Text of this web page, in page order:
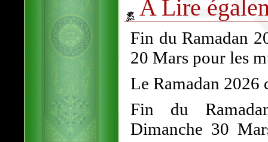
A Lire
Fin du Ramadan
20 Mars pour les
Le Ramadan 2026
Fin du
Dimanche 30